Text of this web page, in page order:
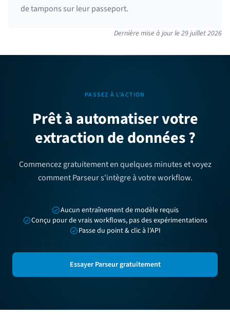
de tampons sur leur passeport.
Dernière mise à jour le29 juillet 2026
PASSEZ À L’ACTION
Prêt à automatiser votre
extraction de données ?
Commencez gratuitement en quelques minutes et voyez
comment Parseur s'intègre à votre workflow.
Aucun entraînement de modèle requis
Conçu pour de vrais workflows, pas des expérimentations
Passe du point & clic à l'API
Essayer Parseur gratuitement